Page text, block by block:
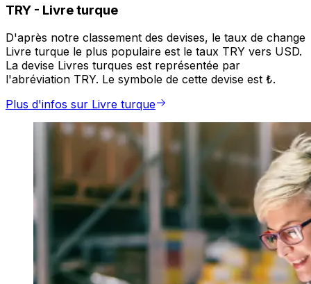
TRY - Livre turque
D'après notre classement des devises, le taux de change
Livre turque le plus populaire est le taux TRY vers USD.
La devise Livres turques est représentée par
l'abréviation TRY. Le symbole de cette devise est ₺.
Plus d'infos sur Livre turque